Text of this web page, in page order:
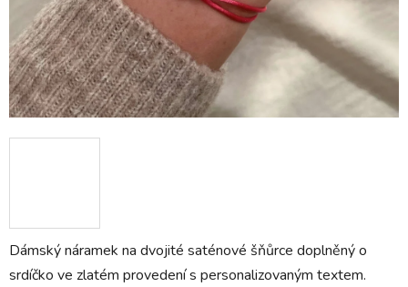
Dámský náramek na dvojité saténové šňůrce doplněný o
srdíčko ve zlatém provedení s personalizovaným textem.